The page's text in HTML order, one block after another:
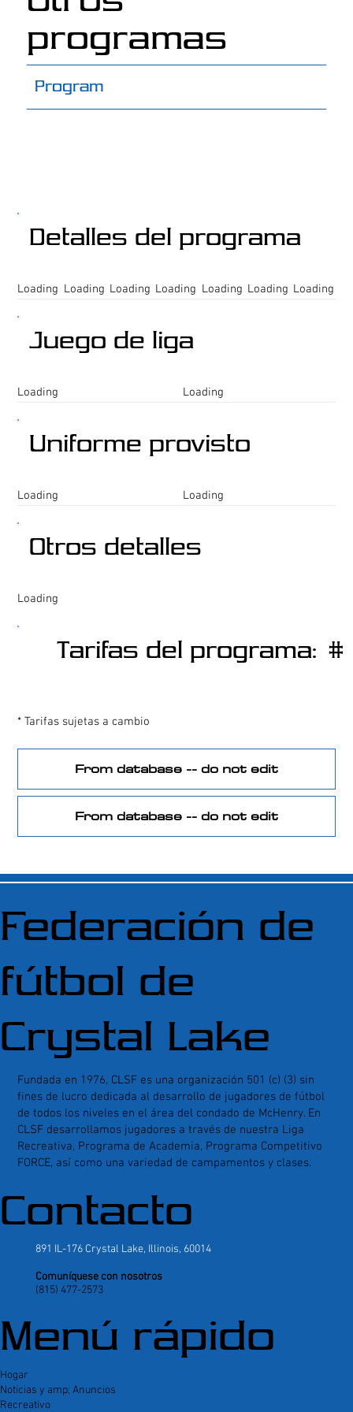
Detalles del programa
Loading Loading Loading Loading Loading Loading
Loading
Juego de liga
Uniforme provisto
Loading Loading
Loading Loading
Tarifas del programa: #
* Tarifas sujetas a cambio
From database -- do not edit
From database -- do not edit
Otros detalles
Loading
programas
Program
Federación de
fútbol de
Crystal Lake
Fundada en 1976, CLSF es una organización 501 (c) (3) sin
fines de lucro dedicada al desarrollo de jugadores de fútbol
de todos los niveles en el área del condado de McHenry. En
CLSF desarrollamos jugadores a través de nuestra Liga
Recreativa, Programa de Academia, Programa Competitivo
FORCE, así como una variedad de campamentos y clases.
Contacto
891 IL-176 Crystal Lake, Illinois, 60014
Comuníquese con nosotros
(815) 477-2573
Menú rápido
Hogar
Noticias y amp; Anuncios
Recreativo